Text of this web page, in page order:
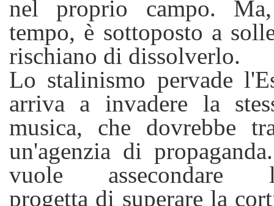
nel proprio campo.
tempo, è sottoposto a
rischiano di dissolverlo.
Lo stalinismo pervade
arriva a invadere la
musica, che dovrebbe
un'agenzia di
vuole assecondare
progetta di superare la